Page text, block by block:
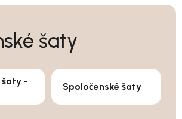
šaty
šaty -
Spoločenské šaty